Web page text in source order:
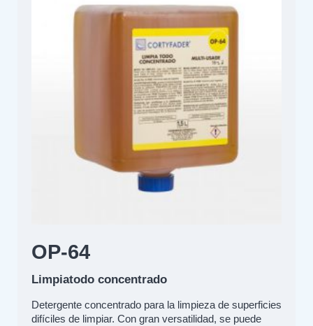
OP-64
Limpiatodo concentrado
Detergente concentrado para la limpieza de superficies
difíciles de limpiar. Con gran versatilidad, se puede